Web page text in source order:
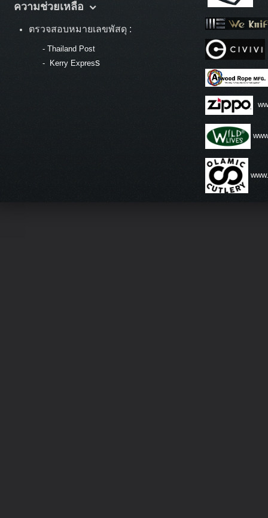
ความช่วยเหลือ
ตรวจสอบหมายเลขพัสดุ :
- Thailand Post
-
Kerry Express